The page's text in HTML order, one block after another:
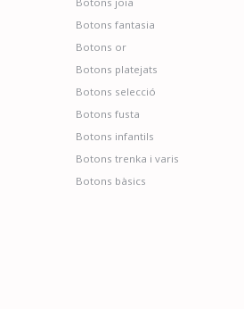
Botons fantasia
Botons or
Botons platejats
Botons selecció
Botons fusta
Botons infantils
Botons trenka i varis
Botons bàsics